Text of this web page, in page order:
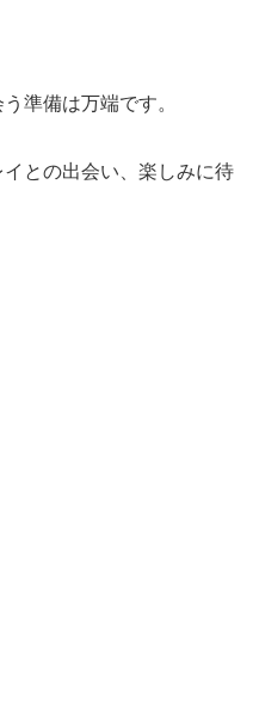
準備は万端です。
との出会い、楽しみに待